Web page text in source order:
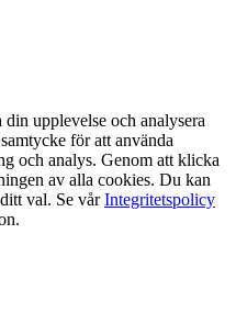
upplevelse och analysera
för att använda
och analys. Genom att klicka
av alla cookies. Du kan
val. Se vårIntegritetspolicy